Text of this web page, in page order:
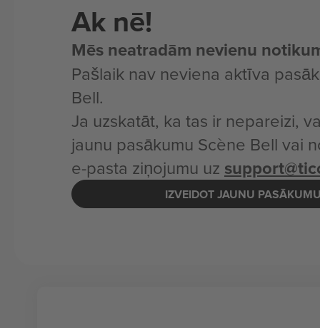
Ak nē!
Mēs neatradām nevienu
Pašlaik nav neviena aktīva
Bell.
Ja uzskatāt, ka tas ir nepareizi,
jaunu pasākumu Scène Bell vai
e-pasta ziņojumu uz
IZVEIDOT JAUNU PASĀKUMU